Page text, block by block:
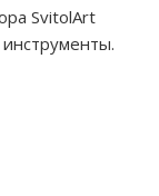
SvitolArt
инструменты.